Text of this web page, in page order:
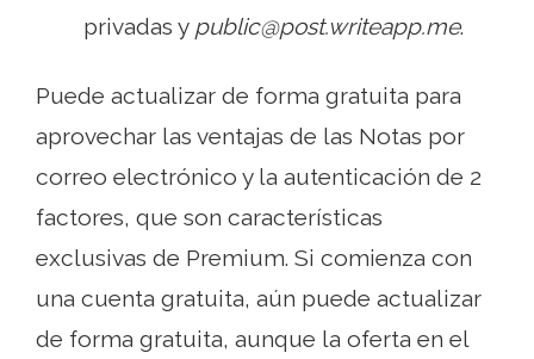
privadas y public@post.writeapp.me.
Puede actualizar de forma gratuita para
aprovechar las ventajas de las Notas por
correo electrónico y la autenticación de 2
factores, que son características
exclusivas de Premium. Si comienza con
una cuenta gratuita, aún puede actualizar
de forma gratuita, aunque la oferta en el